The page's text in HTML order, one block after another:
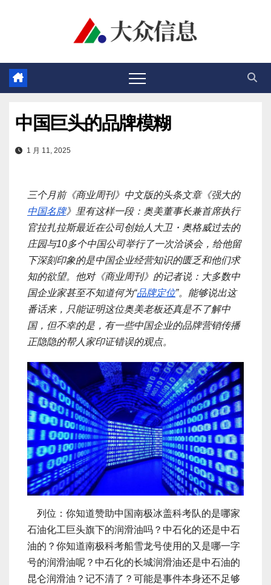
容
中国巨头的品牌模糊
1 月 11, 2025
三个月前《商业周刊》中文版的头条文章《强大的
中国名牌》里有这样一段：奥美董事长兼首席执行
官拉扎拉斯最近在公司创始人大卫・奥格威过去的
庄园与10多个中国公司举行了一次洽谈会，给他留
下深刻印象的是中国企业经营知识的匮乏和他们求
知的欲望。他对《商业周刊》的记者说：大多数中
国企业家甚至不知道何为“品牌定位”。能够说出这
番话来，只能证明这位奥美老板还真是不了解中
国，但不幸的是，有一些中国企业的品牌营销传播
正隐隐的帮人家印证错误的观点。
列位：你知道赞助中国南极冰盖科考队的是哪家
石油化工巨头旗下的润滑油吗？中石化的还是中石
油的？你知道南极科考船雪龙号使用的又是哪一字
号的润滑油呢？中石化的长城润滑油还是中石油的
昆仑润滑油？记不清了？可能是事件本身还不足够